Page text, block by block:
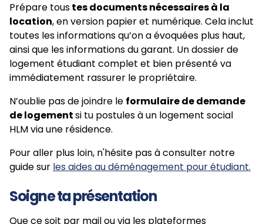
Prépare toustes documents nécessaires à la
location, en version papier et numérique. Cela inclut
toutes les informations qu’on a évoquées plus haut,
ainsi que les informations du garant. Un dossier de
logement étudiant complet et bien présenté va
immédiatement rassurer le propriétaire.
N’oublie pas de joindre le formulaire de demande
de logementsi tu postules à un logement social
HLM via une résidence.
Pour aller plus loin, n'hésite pas à consulter notre
guide sur les aides au déménagement pour étudiant.
Soigne ta présentation
Que ce soit par mail ou via les plateformes